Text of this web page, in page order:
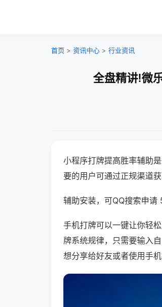
首页 > 资讯中心 > 行业资讯
全盘精讲!微
小程序打牌提高胜率辅助
要的用户可通过正规渠道获
辅助安装，可QQ搜索申
手机打牌可以一键让你轻
牌系统规律，只需要输入
想分享给好友或者使用手